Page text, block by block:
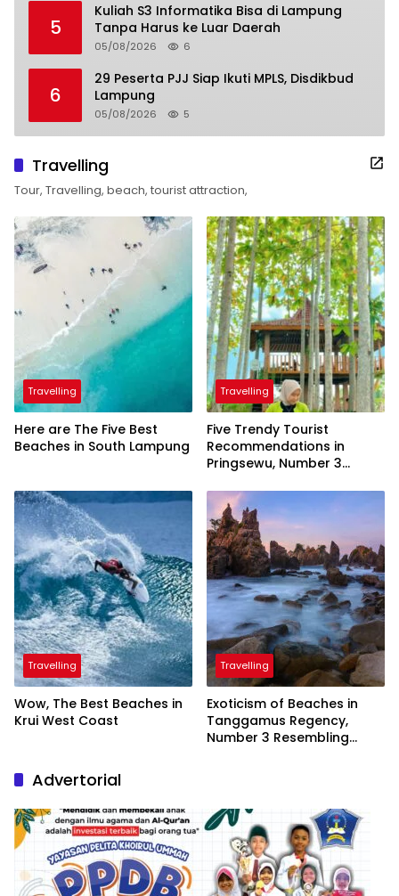
5
Kuliah S3 Informatika Bisa di Lampung
Tanpa Harus ke Luar Daerah
05/08/2026 6
6
29 Peserta PJJ Siap Ikuti MPLS, Disdikbud
Lampung
05/08/2026 5
Travelling
Tour, Travelling, beach, tourist attraction,
Travelling
Here are The Five Best
Beaches in South Lampung
Travelling
Five Trendy Tourist
Recommendations in
Pringsewu, Number 3
President
Travelling
Wow, The Best Beaches in
Krui West Coast
Travelling
Exoticism of Beaches in
Tanggamus Regency,
Number 3 Resembling
Advertorial